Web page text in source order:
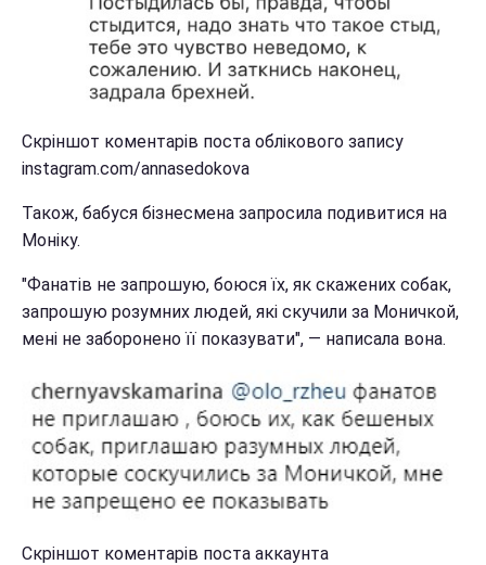
Скріншот коментарів поста облікового запису
instagram.com/annasedokova
Також, бабуся бізнесмена запросила подивитися на
Моніку.
"Фанатів не запрошую, боюся їх, як скажених собак,
запрошую розумних людей, які скучили за Моничкой,
мені не заборонено її показувати", — написала вона.
Скріншот коментарів поста аккаунта